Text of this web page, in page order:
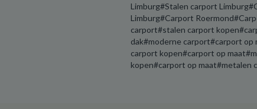
Limburg#Stalen carport
Limburg#Carport
carport#stalen carport
dak#moderne carport#carport
carport kopen#carport op
kopen#carport op maat#metalen